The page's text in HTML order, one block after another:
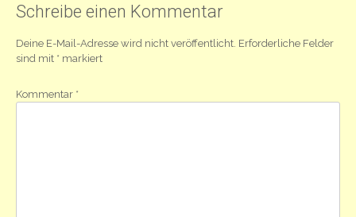
Schreibe einen Kommentar
Deine E-Mail-Adresse wird nicht veröffentlicht. Erforderliche Felder
sind mit * markiert
Kommentar *